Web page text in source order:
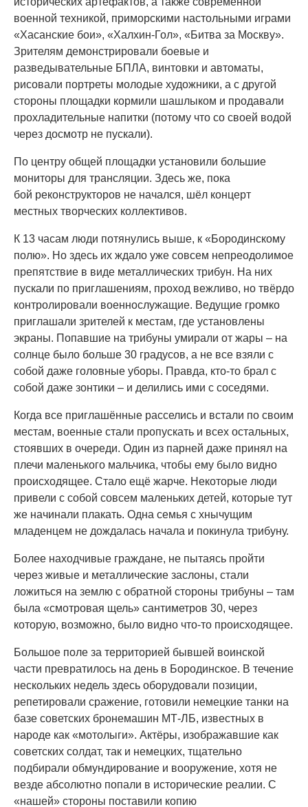
военной техникой, приморскими настольными играми
«Хасанские бои», «Халхин-Гол», «Битва за Москву».
Зрителям демонстрировали боевые и
разведывательные БПЛА, винтовки и автоматы,
рисовали портреты молодые художники, а с другой
стороны площадки кормили шашлыком и продавали
прохладительные напитки (потому что со своей водой
через досмотр не пускали).
По центру общей площадки установили большие
мониторы для трансляции. Здесь же, пока
бой реконструкторов не начался, шёл концерт
местных творческих коллективов.
К 13 часам люди потянулись выше, к «Бородинскому
полю». Но здесь их ждало уже совсем непреодолимое
препятствие в виде металлических трибун. На них
пускали по приглашениям, проход вежливо, но твёрдо
контролировали военнослужащие. Ведущие громко
приглашали зрителей к местам, где установлены
экраны. Попавшие на трибуны умирали от жары – на
солнце было больше 30 градусов, а не все взяли с
собой даже головные уборы. Правда, кто-то брал с
собой даже зонтики – и делились ими с соседями.
Когда все приглашённые расселись и встали по своим
местам, военные стали пропускать и всех остальных,
стоявших в очереди. Один из парней даже принял на
плечи маленького мальчика, чтобы ему было видно
происходящее. Стало ещё жарче. Некоторые люди
привели с собой совсем маленьких детей, которые тут
же начинали плакать. Одна семья с хнычущим
младенцем не дождалась начала и покинула трибуну.
Более находчивые граждане, не пытаясь пройти
через живые и металлические заслоны, стали
ложиться на землю с обратной стороны трибуны – там
была «смотровая щель» сантиметров 30, через
которую, возможно, было видно что-то происходящее.
Большое поле за территорией бывшей воинской
части превратилось на день в Бородинское. В течение
нескольких недель здесь оборудовали позиции,
репетировали сражение, готовили немецкие танки на
базе советских бронемашин МТ-ЛБ, известных в
народе как «мотолыги». Актёры, изображавшие как
советских солдат, так и немецких, тщательно
подбирали обмундирование и вооружение, хотя не
везде абсолютно попали в исторические реалии. С
«нашей» стороны поставили копию